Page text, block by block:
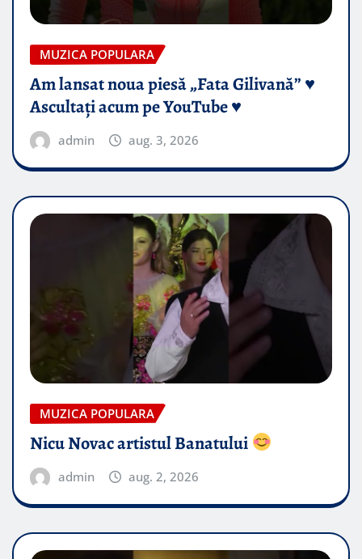
MUZICA POPULARA
Am lansat noua piesă „Fata Gilivană” ♥️
Ascultați acum pe YouTube ♥️
admin aug. 3, 2026
MUZICA POPULARA
Nicu Novac artistul Banatului
admin aug. 2, 2026